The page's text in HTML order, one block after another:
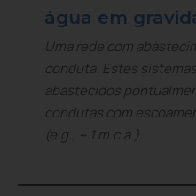
água em
Uma rede com
conduta. Estes
abastecidos
condutas com
(e.g., ~ 1 m.c.a.).